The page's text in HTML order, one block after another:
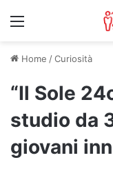
Menu
Home /Curiosità
“Il Sole
studio da
giovani